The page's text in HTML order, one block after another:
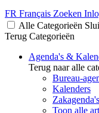
FR Français Zoeken
Alle Categorieën
Terug Categorieën
Agenda's &
Terug naar alle
Bureau-
Kalenders
Zakagenda's
Toon alle